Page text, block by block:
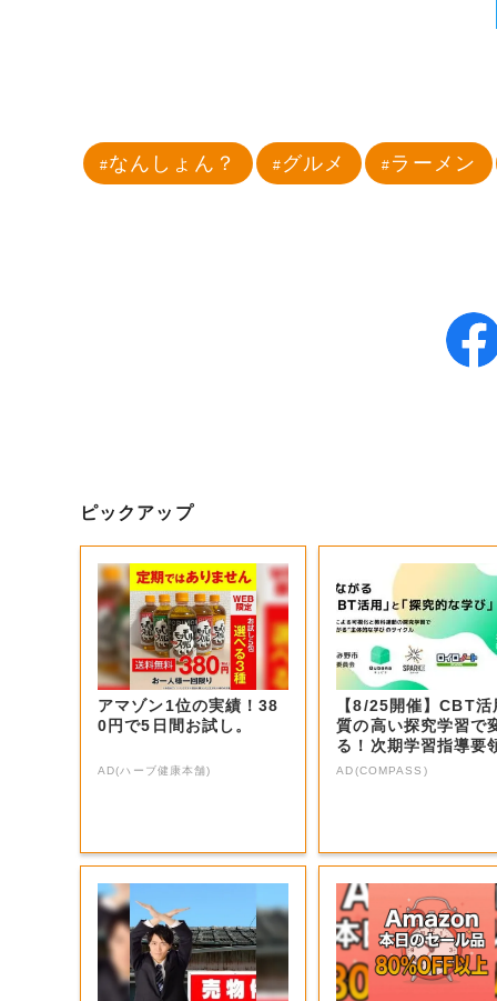
なんしょん？ グルメ ラーメン
ピックアップ
アマゾン1位の実績！38
0円で5日間お試し。
AD(ハーブ健康本舗)
【8/25開催】CBT活
質の高い探究学習で
る！次期学習指導要
見据えた...
AD(COMPASS)